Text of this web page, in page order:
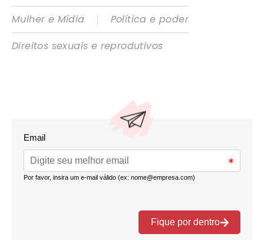
Mulher e Mídia
|
Política e poder
Direitos sexuais e reprodutivos